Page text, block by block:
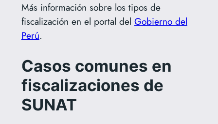
Más información sobre los tipos de
fiscalización en el portal del Gobierno del
Perú.
Casos comunes en
fiscalizaciones de
SUNAT